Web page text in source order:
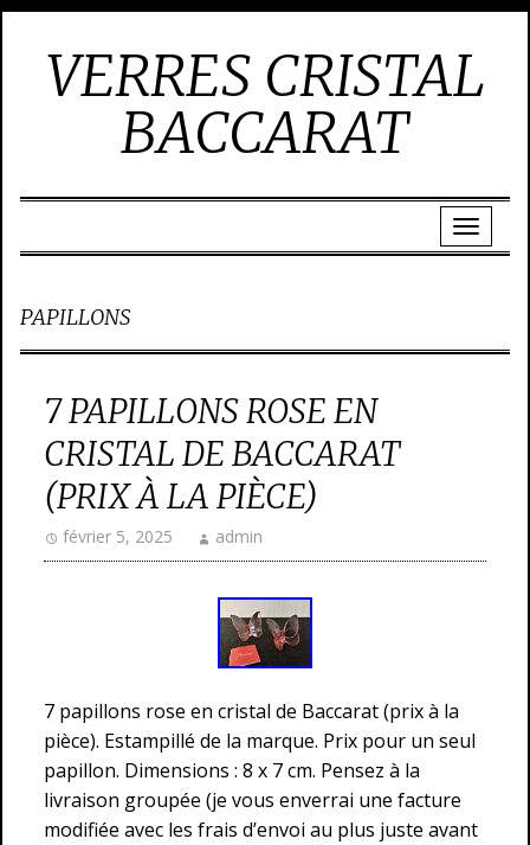
VERRES CRISTAL
BACCARAT
PAPILLONS
7 PAPILLONS ROSE EN
CRISTAL DE BACCARAT
(PRIX À LA PIÈCE)
février 5, 2025 admin
7 papillons rose en cristal de Baccarat (prix à la
pièce). Estampillé de la marque. Prix pour un seul
papillon. Dimensions : 8 x 7 cm. Pensez à la
livraison groupée (je vous enverrai une facture
modifiée avec les frais d’envoi au plus juste avant